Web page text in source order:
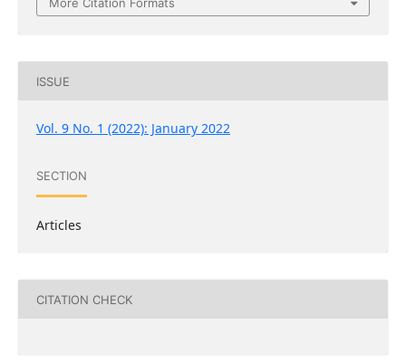
ISSUE
Vol. 9 No. 1 (2022): January 2022
SECTION
Articles
CITATION CHECK